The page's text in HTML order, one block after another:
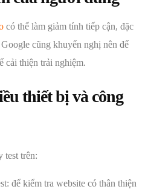
có thể làm giảm tính tiếp cận, đặc
cũng khuyến nghị nên để
cải thiện trải nghiệm.
thiết bị và công
test trên:
để kiểm tra website có thân thiện